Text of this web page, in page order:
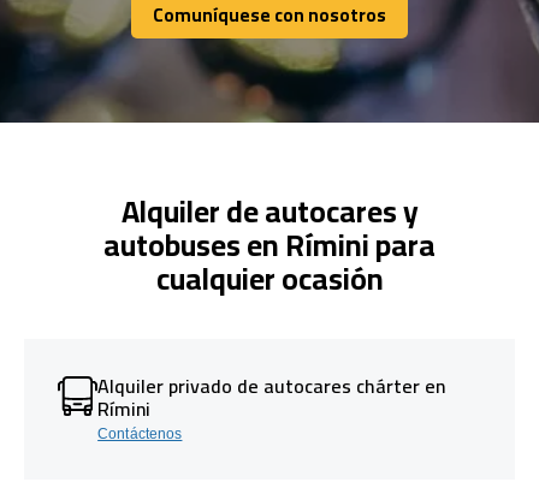
Comuníquese con nosotros
Comuníquese con nosotros
Alquiler de autocares y
autobuses en Rímini para
cualquier ocasión
Alquiler privado de autocares chárter en
Rímini
Contáctenos